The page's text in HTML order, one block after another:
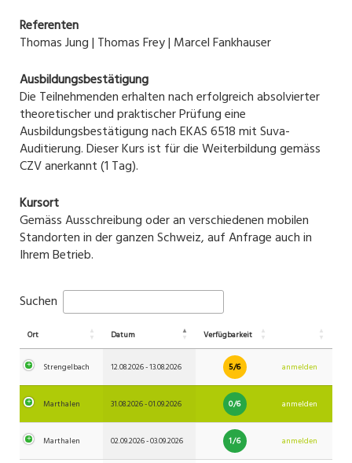
Referenten
Thomas Jung | Thomas Frey | Marcel Fankhauser
Ausbildungsbestätigung
Die Teilnehmenden erhalten nach erfolgreich absolvierter
theoretischer und praktischer Prüfung eine
Ausbildungsbestätigung nach EKAS 6518 mit Suva-
Auditierung. Dieser Kurs ist für die Weiterbildung gemäss
CZV anerkannt (1 Tag).
Kursort
Gemäss Ausschreibung oder an verschiedenen mobilen
Standorten in der ganzen Schweiz, auf Anfrage auch in
Ihrem Betrieb.
Suchen
Ort Datum Verfügbarkeit
Strengelbach 12.08.2026 - 13.08.2026 5/6 anmelden
Marthalen 31.08.2026 - 01.09.2026 0/6 anmelden
Marthalen 02.09.2026 - 03.09.2026 1/6 anmelden